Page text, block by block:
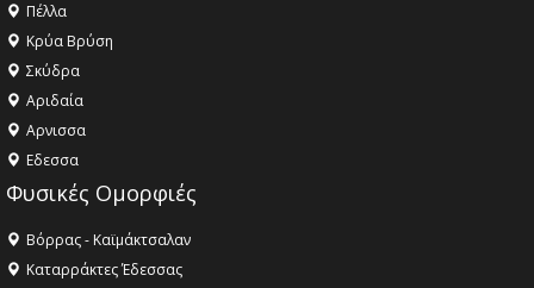
Πέλλα
Κρύα Βρύση
Σκύδρα
Αριδαία
Aρνισσα
Eδεσσα
Φυσικές Ομορφιές
Βόρρας - Καϊμάκτσαλαν
Καταρράκτες Έδεσσας